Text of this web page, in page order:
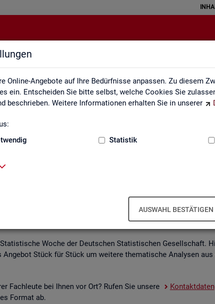
Online-Angebote auf Ihre Bedürfnisse anpassen. Zu diesem
ein. Entscheiden Sie bitte selbst, welche Cookies Sie
beschrieben. Weitere Informationen erhalten Sie in unserer
Statistik
AUSWAHL BESTÄTIGEN
Statistik angewendet
Sta­tis­tik an­ge­wen­det
the­men­spe­zi­fi­scher Fra­ge­stel­lun­gen. Die Ana­ly­se­er­geb­nis­se
Woche der Deut­schen Sta­tis­ti­schen Ge­sell­schaft.
Stück für Stück um wei­te­re the­ma­ti­sche Ana­ly­sen
Fach­leu­te bei Ihnen vor Ort? Rufen Sie un­se­re Kon­takt­da­ten
For­mat ab.